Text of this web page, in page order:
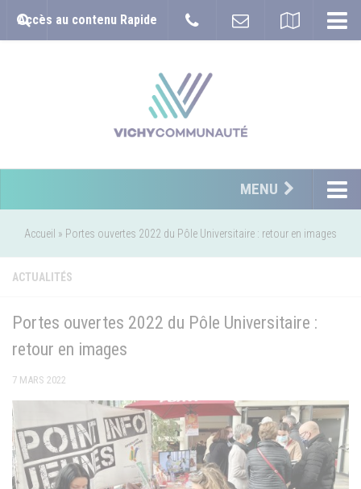
Accès au contenu Rapide
MENU
Accueil » Portes ouvertes 2022 du Pôle Universitaire : retour en images
ACTUALITÉS
Portes ouvertes 2022 du Pôle Universitaire :
retour en images
7 MARS 2022